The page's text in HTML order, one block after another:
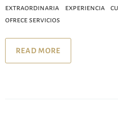
extraordinaria experiencia
ofrece servicios
READ MORE